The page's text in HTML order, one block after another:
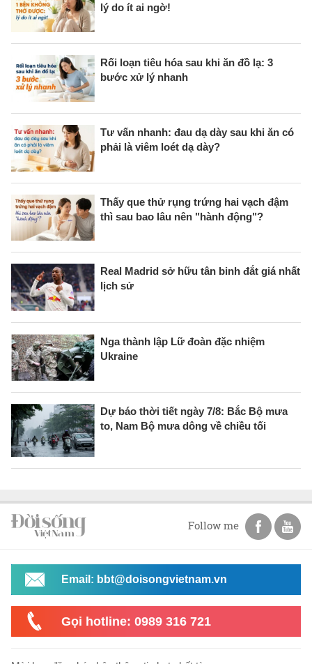
lý do ít ai ngờ!
Rối loạn tiêu hóa sau khi ăn đồ lạ: 3
bước xử lý nhanh
Tư vấn nhanh: đau dạ dày sau khi ăn có
phải là viêm loét dạ dày?
Thấy que thử rụng trứng hai vạch đậm
thì sau bao lâu nên "hành động"?
Real Madrid sở hữu tân binh đắt giá nhất
lịch sử
Nga thành lập Lữ đoàn đặc nhiệm
Ukraine
Dự báo thời tiết ngày 7/8: Bắc Bộ mưa
to, Nam Bộ mưa dông về chiều tối
Follow me
Email: bbt@doisongvietnam.vn
Gọi hotline: 0989 316 721